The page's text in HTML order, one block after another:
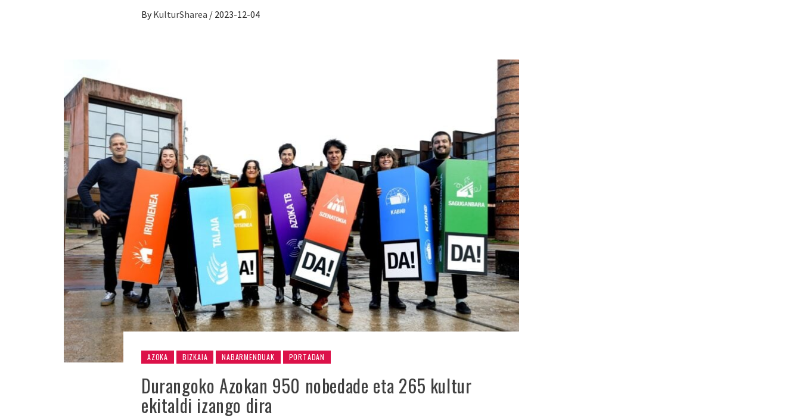
By KulturSharea / 2023-12-04
AZOKA BIZKAIA NABARMENDUAK PORTADAN
Durangoko Azokan 950 nobedade eta 265 kultur
ekitaldi izango dira